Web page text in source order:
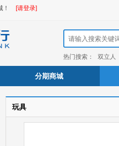
[请登录]
热门搜索： 双立人
分期商城
玩具